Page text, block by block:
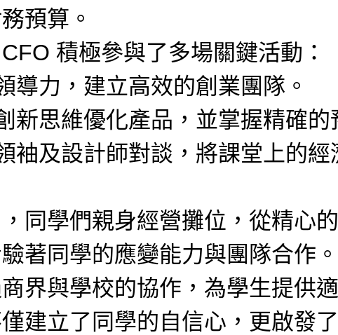
預算。
積極參與了多場關鍵活動：
導力，建立高效的創業團隊。
新思維優化產品，並掌握精確的
袖及設計師對談，將課堂上的
同學們親身經營攤位，從精心
著同學的應變能力與團隊合作
界與學校的協作，為學生提供
建立了同學的自信心，更啟發